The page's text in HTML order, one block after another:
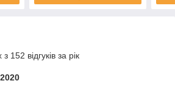
152 відгуків за рік